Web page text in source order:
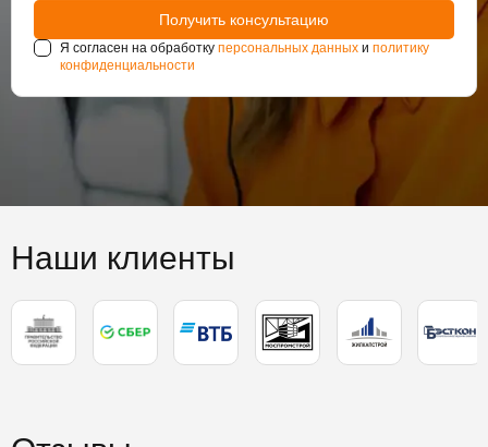
Я согласен на обработку персональных данных и политику
конфиденциальности
Наши клиенты